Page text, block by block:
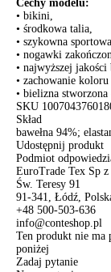
Cechy modelu:
• bikini,
• środkowa talia,
• szykowna
• nogawki
• najwyższej jakości
• zachowanie
• bielizna
SKU
Skład
bawełna 94%;
Udostępnij produkt
Podmiot
EuroTrade Tex Sp z
Św. Teresy 91
91-341, Łódź,
+48 500-503-636
info@conteshop.pl
Ten produkt nie ma
poniżej
Zadaj pytanie